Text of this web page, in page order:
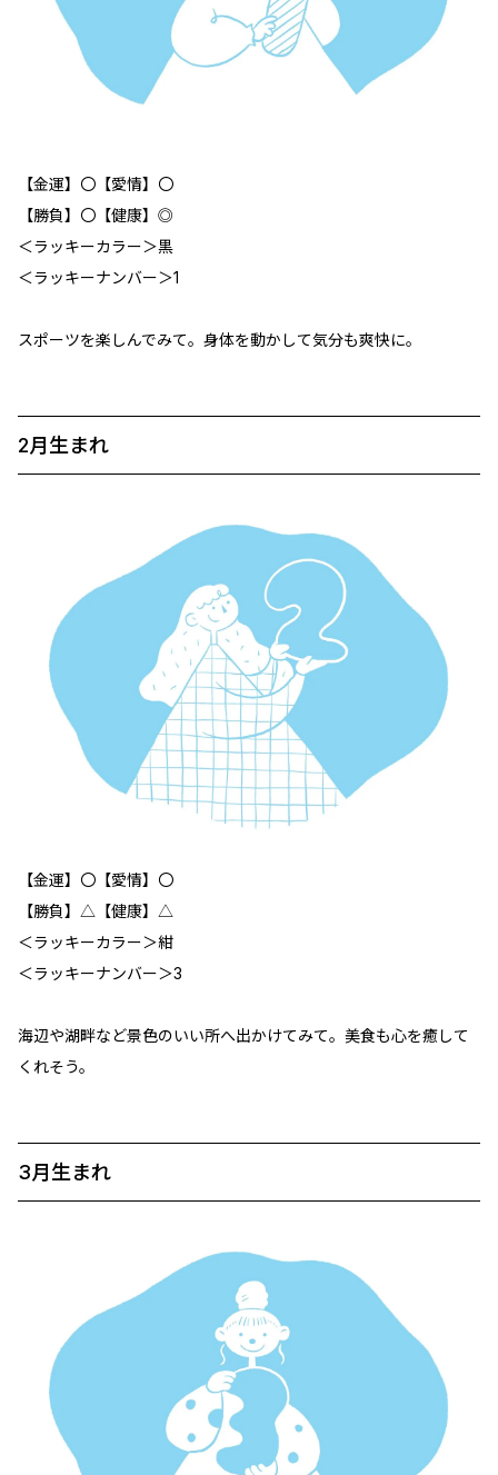
【金運】〇【愛情】〇
【勝負】〇【健康】◎
＜ラッキーカラー＞黒
＜ラッキーナンバー＞1
スポーツを楽しんでみて。身体を動かして気分も爽快に。
2月生まれ
【金運】〇【愛情】〇
【勝負】△【健康】△
＜ラッキーカラー＞紺
＜ラッキーナンバー＞3
海辺や湖畔など景色のいい所へ出かけてみて。美食も心を癒して
くれそう。
3月生まれ